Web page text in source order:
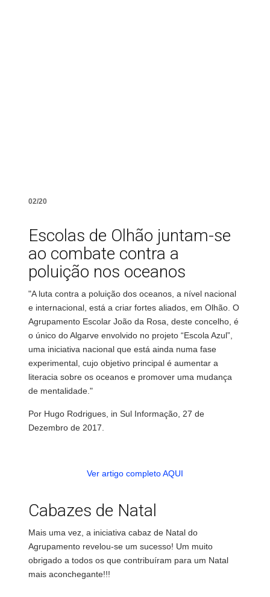
02/20
Escolas de Olhão juntam-se
ao combate contra a
poluição nos oceanos
"A luta contra a poluição dos oceanos, a nível nacional
e internacional, está a criar fortes aliados, em Olhão. O
Agrupamento Escolar João da Rosa, deste concelho, é
o único do Algarve envolvido no projeto “Escola Azul”,
uma iniciativa nacional que está ainda numa fase
experimental, cujo objetivo principal é aumentar a
literacia sobre os oceanos e promover uma mudança
de mentalidade."
Por Hugo Rodrigues, in Sul Informação, 27 de
Dezembro de 2017.
Ver artigo completo AQUI
Cabazes de Natal
Mais uma vez, a iniciativa cabaz de Natal do
Agrupamento revelou-se um sucesso! Um muito
obrigado a todos os que contribuíram para um Natal
mais aconchegante!!!